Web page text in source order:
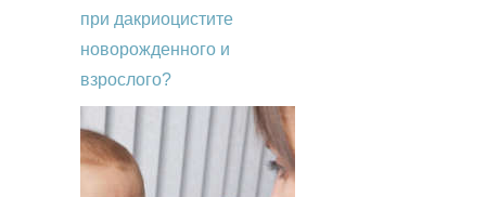
при дакриоцистите
новорожденного и
взрослого?